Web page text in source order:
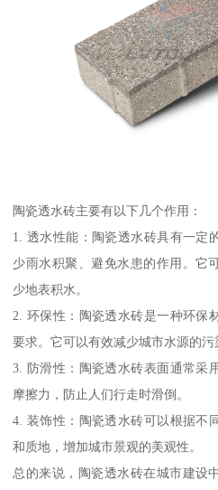
陶瓷透水砖主要有以下几个作用：
1. 透水性能：陶瓷透水砖具有一定
少雨水积聚、避免水患的作用。它
少地表积水。
2. 环保性：陶瓷透水砖是一种环保
要求。它可以有效减少城市水源的污
3. 防滑性：陶瓷透水砖表面通常采
摩擦力，防止人们行走时滑倒。
4. 装饰性：陶瓷透水砖可以根据不
和质地，增加城市景观的美观性。
总的来说，陶瓷透水砖在城市建设